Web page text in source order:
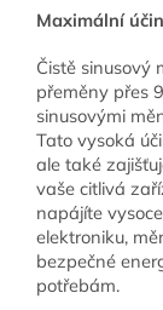
Maximální
Čistě sinusový
přeměny přes
sinusovými
Tato vysoká
ale také
vaše citlivá
napájíte
elektroniku,
bezpečné
potřebám.